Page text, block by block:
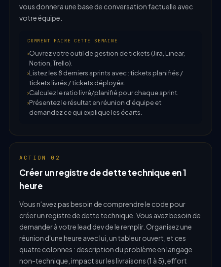
vous donnera une base de conversation factuelle avec
votre équipe.
COMMENT FAIRE CETTE SEMAINE
Ouvrez votre outil de gestion de tickets (Jira, Linear,
Notion, Trello).
Listez les 8 derniers sprints avec : tickets planifiés /
tickets livrés / tickets déployés.
Calculez le ratio livré/planifié pour chaque sprint.
Présentez le résultat en réunion d'équipe et
demandez ce qui explique les écarts.
ACTION 02
Créer un registre de dette technique en 1
heure
Vous n'avez pas besoin de comprendre le code pour
créer un registre de dette technique. Vous avez besoin de
demander à votre lead dev de le remplir. Organisez une
réunion d'une heure avec lui, un tableur ouvert, et ces
quatre colonnes : description du problème en langage
non-technique, impact sur les livraisons (1 à 5), effort